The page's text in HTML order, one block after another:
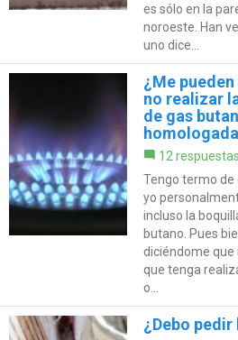
es sólo en la
noroeste. Han
uno dice...
¿Me
no realizar
de gas
12 respuestas
Tengo termo de
yo
incluso la
butano. Pues
diciéndome
que tenga
o...
¿Debo